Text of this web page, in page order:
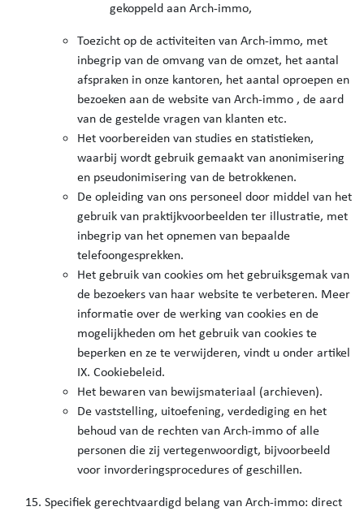
gekoppeld aan Arch-immo,
Toezicht op de activiteiten van Arch-immo, met
inbegrip van de omvang van de omzet, het aantal
afspraken in onze kantoren, het aantal oproepen en
bezoeken aan de website van Arch-immo , de aard
van de gestelde vragen van klanten etc.
Het voorbereiden van studies en statistieken,
waarbij wordt gebruik gemaakt van anonimisering
en pseudonimisering van de betrokkenen.
De opleiding van ons personeel door middel van het
gebruik van praktijkvoorbeelden ter illustratie, met
inbegrip van het opnemen van bepaalde
telefoongesprekken.
Het gebruik van cookies om het gebruiksgemak van
de bezoekers van haar website te verbeteren. Meer
informatie over de werking van cookies en de
mogelijkheden om het gebruik van cookies te
beperken en ze te verwijderen, vindt u onder artikel
IX. Cookiebeleid.
Het bewaren van bewijsmateriaal (archieven).
De vaststelling, uitoefening, verdediging en het
behoud van de rechten van Arch-immo of alle
personen die zij vertegenwoordigt, bijvoorbeeld
voor invorderingsprocedures of geschillen.
Specifiek gerechtvaardigd belang van Arch-immo: direct